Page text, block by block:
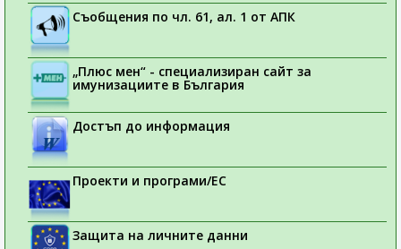
Съобщения по чл. 61, ал. 1 от АПК
„Плюс мен“ - специализиран сайт за
имунизациите в България
Достъп до информация
Проекти и програми/ЕС
Защита на личните данни